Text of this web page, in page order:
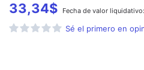
33,34$ Fecha de valor liquidativo:
Sé el primero en